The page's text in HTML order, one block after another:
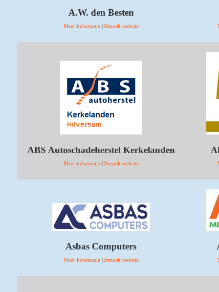
A.W. den Besten
Meer informatie| Bezoek website
ABS Autoschadeherstel Kerkelanden
Meer informatie| Bezoek website
Asbas Computers
Meer informatie| Bezoek website